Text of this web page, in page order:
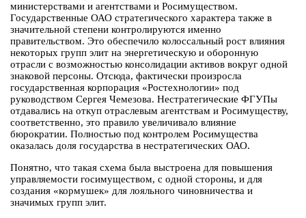
министерствами и агентствами и Росимуществом.
Государственные ОАО стратегического характера также в
значительной степени контролируются именно
правительством. Это обеспечило колоссальный рост влияния
некоторых групп элит на энергетическую и оборонную
отрасли с возможностью консолидации активов вокруг одной
знаковой персоны. Отсюда, фактически произросла
государственная корпорация «Ростехнологии» под
руководством Сергея Чемезова. Нестратегические ФГУПы
отдавались на откуп отраслевым агентствам и Росимуществу,
соответственно, это правило увеличивало влияние
бюрократии. Полностью под контролем Росимущества
оказалась доля государства в нестратегических ОАО.
Понятно, что такая схема была выстроена для повышения
управляемости госимуществом, с одной стороны, и для
создания «кормушек» для лояльного чиновничества и
значимых групп элит.